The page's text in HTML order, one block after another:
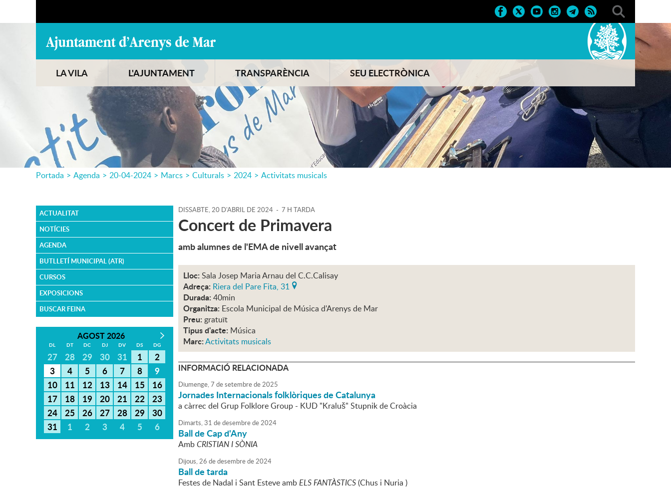
LA VILA L'AJUNTAMENT TRANSPARÈNCIA SEU ELECTRÒNICA
Portada > Agenda > 20-04-2024 > Marcs > Culturals > 2024 > Activitats musicals
ACTUALITAT
NOTÍCIES
AGENDA
BUTLLETÍ MUNICIPAL (ATR)
CURSOS
EXPOSICIONS
BUSCAR FEINA
AGOST 2026
DL DT DC DJ DV DS DG
27 28 29 30 31 1
2
3
4 5 6 7 8
9
10
11 12 13 14 15
16
17
18 19 20 21 22
23
24
25 26 27 28 29
30
31
1 2 3 4 5 6
DISSABTE,20 D'ABRIL DE 2024 - 7 H TARDA
Concert de Primavera
amb alumnes de l'EMA de nivell avançat
Lloc: Sala Josep Maria Arnau del C.C.Calisay
Adreça: Riera del Pare Fita, 31
Durada: 40min
Organitza: Escola Municipal de Música d'Arenys de Mar
Preu: gratuït
Tipus d'acte: Música
Marc:Activitats musicals
INFORMACIÓ RELACIONADA
Diumenge,7 desetembrede2025
Jornades Internacionals folklòriques de Catalunya
a càrrec del Grup Folklore Group - KUD "Kraluš" Stupnik de Croàcia
Dimarts,31 dedesembrede2024
Ball de Cap d'Any
AmbCRISTIAN I SÒNIA
Dijous,26 dedesembrede2024
Ball de tarda
Festes de Nadal i Sant Esteve ambELS FANTÀSTICS(Chus i Nuria )